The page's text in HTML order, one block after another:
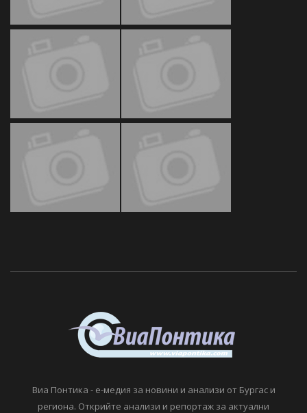
Виа Понтика - е-медия за новини и анализи от Бургас и
региона. Открийте анализи и репортаж за актуални